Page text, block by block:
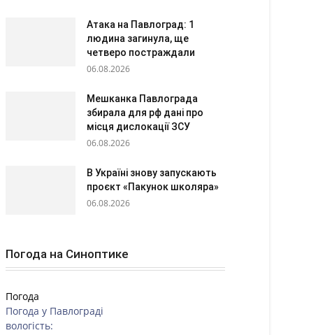
Атака на Павлоград: 1
людина загинула, ще
четверо постраждали
06.08.2026
Мешканка Павлограда
збирала для рф дані про
місця дислокації ЗСУ
06.08.2026
В Україні знову запускають
проєкт «Пакунок школяра»
06.08.2026
Погода на Синоптике
Погода
Погода у Павлограді
вологість: